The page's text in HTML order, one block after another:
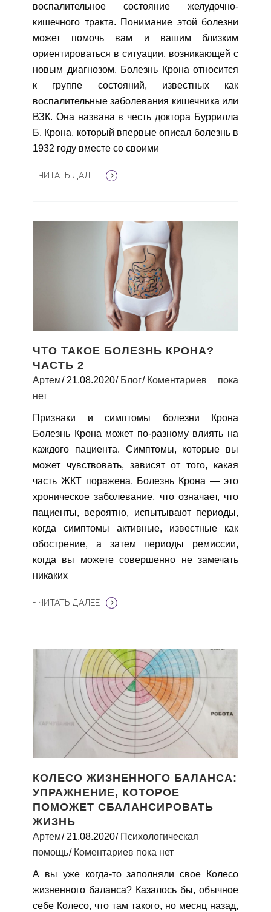
воспалительное состояние желудочно-
кишечного тракта. Понимание этой болезни
может помочь вам и вашим близким
ориентироваться в ситуации, возникающей с
новым диагнозом. Болезнь Крона относится
к группе состояний, известных как
воспалительные заболевания кишечника или
ВЗК. Она названа в честь доктора Буррилла
Б. Крона, который впервые описал болезнь в
1932 году вместе со своими
+ ЧИТАТЬ ДАЛЕЕ
ЧТО ТАКОЕ БОЛЕЗНЬ КРОНА?
ЧАСТЬ 2
Артем 21.08.2020 Блог
Коментариев пока
нет
Признаки и симптомы болезни Крона
Болезнь Крона может по-разному влиять на
каждого пациента. Симптомы, которые вы
может чувствовать, зависят от того, какая
часть ЖКТ поражена. Болезнь Крона — это
хроническое заболевание, что означает, что
пациенты, вероятно, испытывают периоды,
когда симптомы активные, известные как
обострение, а затем периоды ремиссии,
когда вы можете совершенно не замечать
никаких
+ ЧИТАТЬ ДАЛЕЕ
КОЛЕСО ЖИЗНЕННОГО БАЛАНСА:
УПРАЖНЕНИЕ, КОТОРОЕ
ПОМОЖЕТ СБАЛАНСИРОВАТЬ
ЖИЗНЬ
Артем 21.08.2020
Психологическая
помощь
Коментариев пока нет
А вы уже когда-то заполняли свое Колесо
жизненного баланса? Казалось бы, обычное
себе Колесо, что там такого, но месяц назад,